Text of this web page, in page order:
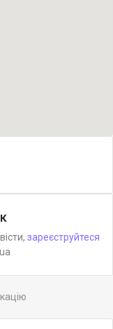
зареєструйтеся